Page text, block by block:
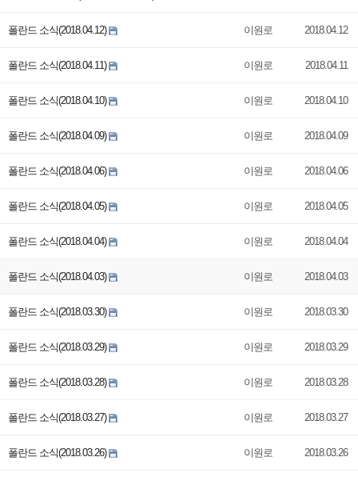
폴란드 소식(2018.04.12) 이원로 2018.04.12
폴란드 소식(2018.04.11) 이원로 2018.04.11
폴란드 소식(2018.04.10) 이원로 2018.04.10
폴란드 소식(2018.04.09) 이원로 2018.04.09
폴란드 소식(2018.04.06) 이원로 2018.04.06
폴란드 소식(2018.04.05) 이원로 2018.04.05
폴란드 소식(2018.04.04) 이원로 2018.04.04
폴란드 소식(2018.04.03) 이원로 2018.04.03
폴란드 소식(2018.03.30) 이원로 2018.03.30
폴란드 소식(2018.03.29) 이원로 2018.03.29
폴란드 소식(2018.03.28) 이원로 2018.03.28
폴란드 소식(2018.03.27) 이원로 2018.03.27
폴란드 소식(2018.03.26) 이원로 2018.03.26